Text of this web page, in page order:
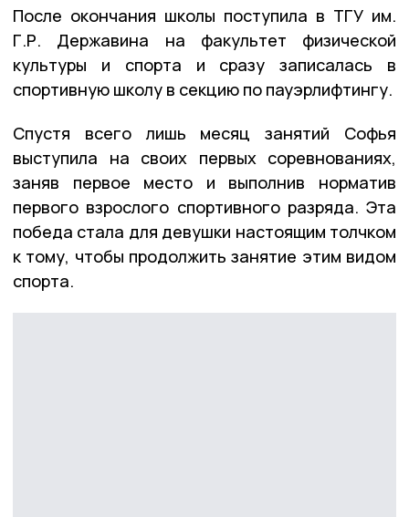
После окончания школы поступила в ТГУ им.
Г.Р. Державина на факультет физической
культуры и спорта и сразу записалась в
спортивную школу в секцию по пауэрлифтингу.
Спустя всего лишь месяц занятий Софья
выступила на своих первых соревнованиях,
заняв первое место и выполнив норматив
первого взрослого спортивного разряда. Эта
победа стала для девушки настоящим толчком
к тому, чтобы продолжить занятие этим видом
спорта.